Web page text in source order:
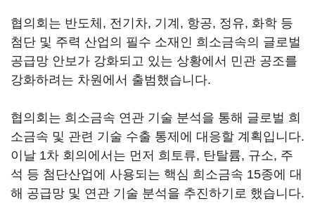
협의회는 반도체, 전기차, 기계, 항공, 정유, 화학 등
첨단 및 주력 산업의 필수 소재인 희소금속의 글로벌
공급망 안보가 강화되고 있는 상황에서 민관 공조를
강화하려는 차원에서 출범했습니다.
협의회는 희소금속 연관 기술 분석을 통해 글로벌 희
소금속 및 관련 기술 수출 통제에 대응할 계획입니다.
이날 1차 회의에서는 먼저 희토류, 탄탈륨, 규소, 주
석 등 첨단산업에 사용되는 핵심 희소금속 15종에 대
해 공급망 및 연관 기술 분석을 추진하기로 했습니다.